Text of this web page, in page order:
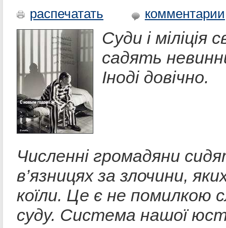
распечатать комментарии
Суди і міліція
садять
Іноді довічно.
Численні громадяни
в’язницях за злочини,
коїли. Це є не помилкою
суду. Система нашої